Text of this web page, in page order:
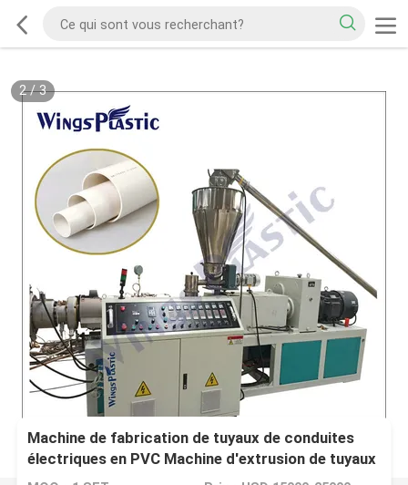
2/3
Machine de fabrication de tuyaux de conduites
électriques en PVC Machine d'extrusion de tuyaux
d'eau en PVC souple